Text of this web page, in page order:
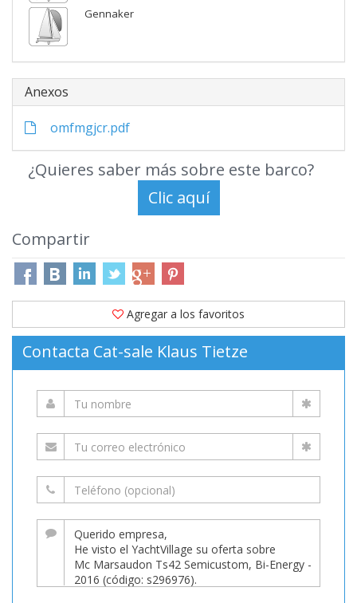
Gennaker
Anexos
omfmgjcr.pdf
¿Quieres saber más sobre este barco?
Compartir
Agregar a los favoritos
Contacta Cat-sale Klaus Tietze